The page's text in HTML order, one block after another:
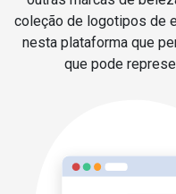
coleção de logotipos de
nesta plataforma que
que pode